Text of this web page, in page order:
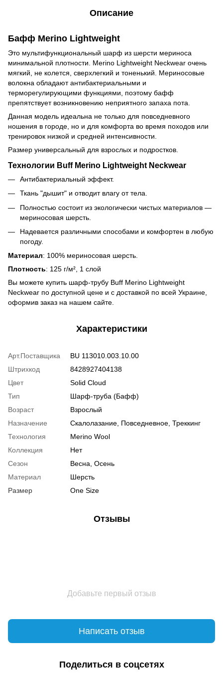
Описание
Бафф Merino Lightweight
Это мультифункциональный шарф из шерсти мериноса
минимальной плотности. Merino Lightweight Neckwear очень
мягкий, не колется, сверхлегкий и тоненький. Мериносовые
волокна обладают антибактериальными и
терморегулирующими функциями, поэтому бафф
препятствует возникновению неприятного запаха пота.
Данная модель идеальна не только для повседневного
ношения в городе, но и для комфорта во время походов или
тренировок низкой и средней интенсивности.
Размер универсальный для взрослых и подростков.
Технологии Buff Merino Lightweight Neckwear
Антибактериальный эффект.
Ткань "дышит" и отводит влагу от тела.
Полностью состоит из экологически чистых материалов —
мериносовая шерсть.
Надевается различными способами и комфортен в любую
погоду.
Материал: 100% мериносовая шерсть.
Плотность: 125 г/м², 1 слой
Вы можете купить шарф-трубу Buff Merino Lightweight
Neckwear по доступной цене и с доставкой по всей Украине,
оформив заказ на нашем сайте.
Характеристики
Арт.Поставщика
BU 113010.003.10.00
Штрихкод
8428927404138
Цвет
Solid Cloud
Тип
Шарф-труба (Бафф)
Возраст
Взрослый
Назначение
Скалолазание, Повседневное, Треккинг
Технология
Merino Wool
Коллекция
Нет
Сезон
Весна, Осень
Материал
Шерсть
Размер
One Size
Отзывы
Добавьте первый отзыв
Написать отзыв
Поделиться в соцсетях